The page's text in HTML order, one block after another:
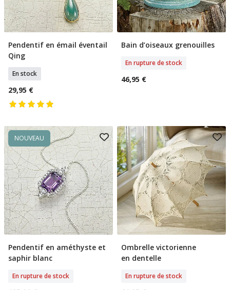
Ajouter Au Panier
Pendentif en émail éventail
Qing
En stock
29,95 €
Rupture De Stock
Bain d’oiseaux grenouilles
En rupture de stock
46,95 €
NOUVEAU
Rupture De Stock
Pendentif en améthyste et
saphir blanc
En rupture de stock
Rupture De Stock
Ombrelle victorienne
en dentelle
En rupture de stock